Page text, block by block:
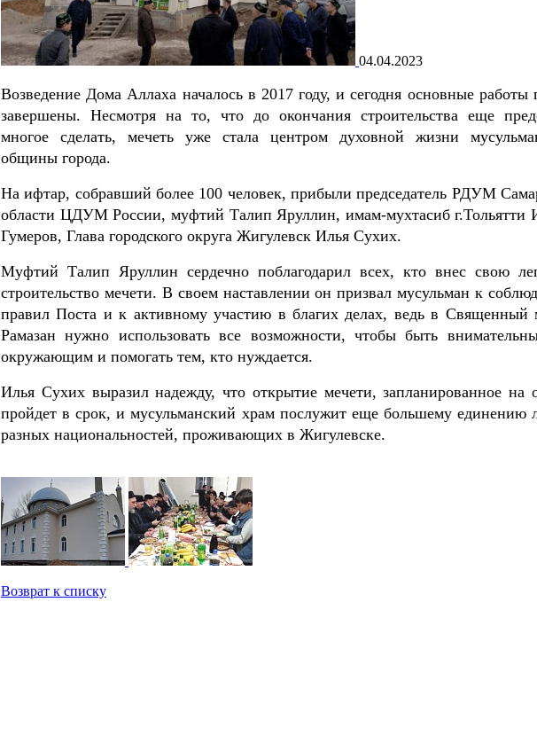
04.04.2023
Возведение Дома Аллаха началось в 2017 году, и сегодня основные работы
завершены. Несмотря на то, что до окончания строительства еще
многое сделать, мечеть уже стала центром духовной жизни
общины города.
На ифтар, собравший более 100 человек, прибыли председатель РДУМ
области ЦДУМ России, муфтий Талип Яруллин, имам-мухтасиб г.Тольятти
Гумеров, Глава городского округа Жигулевск Илья Сухих.
Муфтий Талип Яруллин сердечно поблагодарил всех, кто внес свою
строительство мечети. В своем наставлении он призвал мусульман к
правил Поста и к активному участию в благих делах, ведь в Священный
Рамазан нужно использовать все возможности, чтобы быть
окружающим и помогать тем, кто нуждается.
Илья Сухих выразил надежду, что открытие мечети, запланированное на
пройдет в срок, и мусульманский храм послужит еще большему единению
разных национальностей, проживающих в Жигулевске.
Возврат к списку